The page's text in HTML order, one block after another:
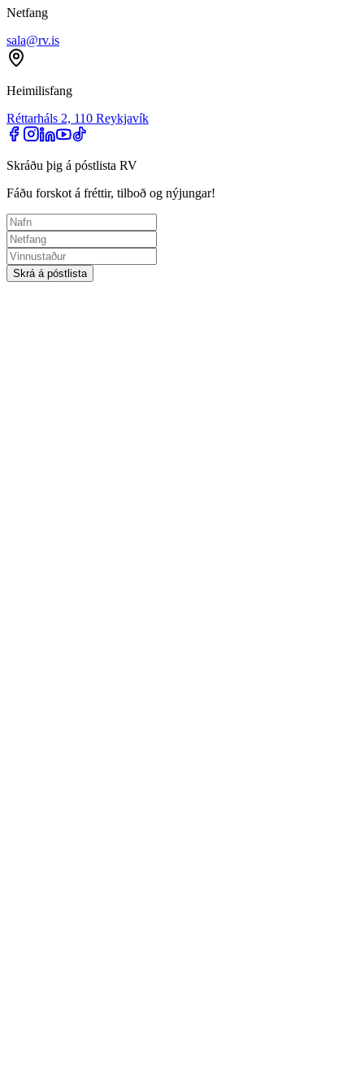
Netfang
sala@rv.is
Heimilisfang
Réttarháls 2, 110 Reykjavík
Skráðu þig á póstlista RV
Fáðu forskot á fréttir, tilboð og nýjungar!
Skrá á póstlista